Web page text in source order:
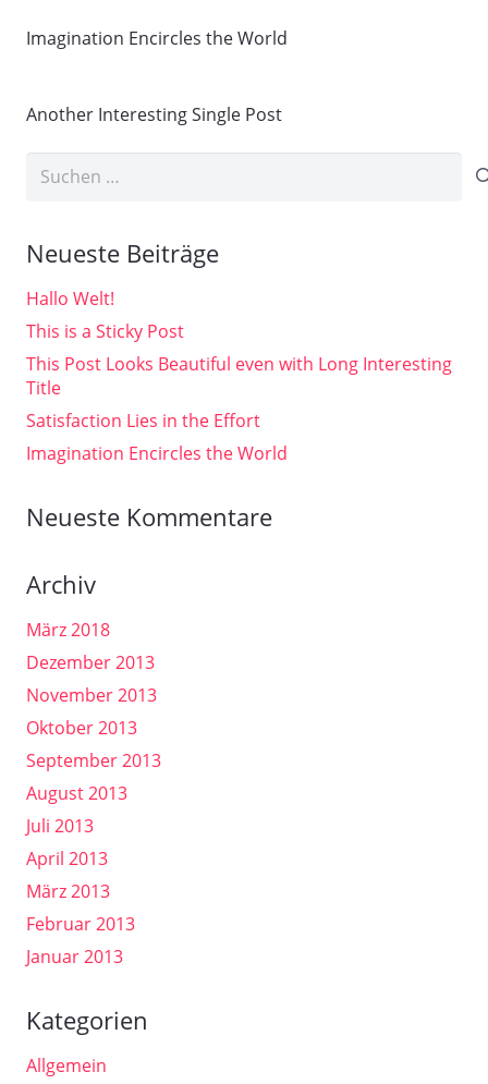
Imagination Encircles the World
Another Interesting Single Post
Suchen
Neueste Beiträge
Hallo Welt!
This is a Sticky Post
This Post Looks Beautiful even with Long Interesting
Title
Satisfaction Lies in the Effort
Imagination Encircles the World
Neueste Kommentare
Archiv
März 2018
Dezember 2013
November 2013
Oktober 2013
September 2013
August 2013
Juli 2013
April 2013
März 2013
Februar 2013
Januar 2013
Kategorien
Allgemein